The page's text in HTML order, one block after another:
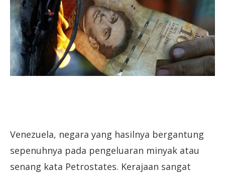
Venezuela, negara yang hasilnya bergantung
sepenuhnya pada pengeluaran minyak atau
senang kata Petrostates. Kerajaan sangat